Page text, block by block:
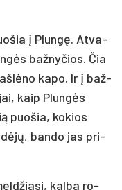
į Plun­gę. At­va­
baž­ny­čios. Čia
ka­po. Ir į baž­
kaip Plun­gės
puo­šia, ko­kios
ban­do jas pri­
kal­ba ro­